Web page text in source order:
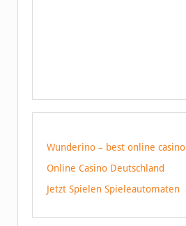
Wunderino – best online casino
Online Casino Deutschland
Jetzt Spielen Spieleautomaten